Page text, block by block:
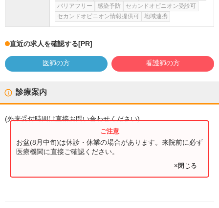
バリアフリー
感染予防
セカンドオピニオン受診可
セカンドオピニオン情報提供可
地域連携
直近の求人を確認する[PR]
医師の方 看護師の方
診療案内
(外来受付時間は直接お問い合わせください)
お盆(8月中旬)は休診・休業の場合があります。来院前に必ず
医療機関に直接ご確認ください。
×閉じる